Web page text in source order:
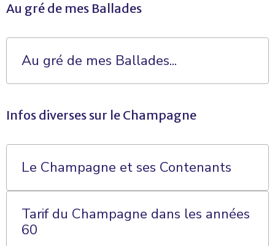
Au gré de mes Ballades
Au gré de mes Ballades...
Infos diverses sur le Champagne
Le Champagne et ses Contenants
Tarif du Champagne dans les années
60